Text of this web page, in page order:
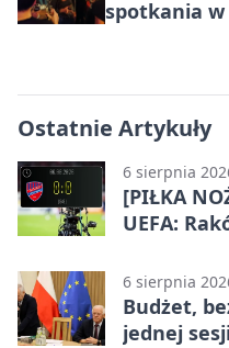
spotkania w
Ostatnie Artykuły
6 sierpnia
[PIŁKA
UEFA:
meczu III
6 sierpnia
Budżet,
jednej